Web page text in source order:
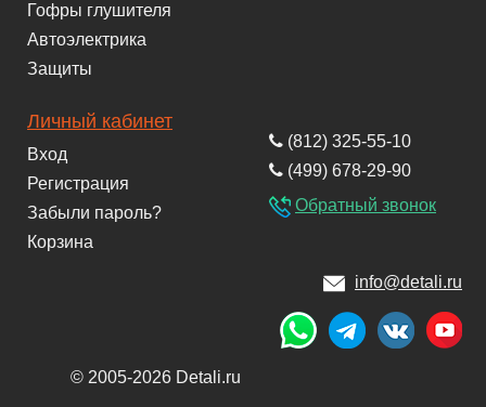
Гофры глушителя
Автоэлектрика
Защиты
Личный кабинет
Вход
Регистрация
Забыли пароль?
Корзина
(812) 325-55-10
(499) 678-29-90
Обратный звонок
info@detali.ru
© 2005-2026 Detali.ru